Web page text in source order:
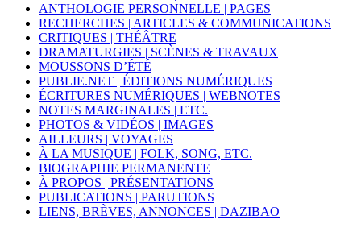
ANTHOLOGIE PERSONNELLE | PAGES
RECHERCHES | ARTICLES & COMMUNICATIONS
CRITIQUES | THÉÂTRE
DRAMATURGIES | SCÈNES & TRAVAUX
MOUSSONS D’ÉTÉ
PUBLIE.NET | ÉDITIONS NUMÉRIQUES
ÉCRITURES NUMÉRIQUES | WEBNOTES
NOTES MARGINALES | ETC.
PHOTOS & VIDÉOS | IMAGES
AILLEURS | VOYAGES
À LA MUSIQUE | FOLK, SONG, ETC.
BIOGRAPHIE PERMANENTE
À PROPOS | PRÉSENTATIONS
PUBLICATIONS | PARUTIONS
LIENS, BRÈVES, ANNONCES | DAZIBAO